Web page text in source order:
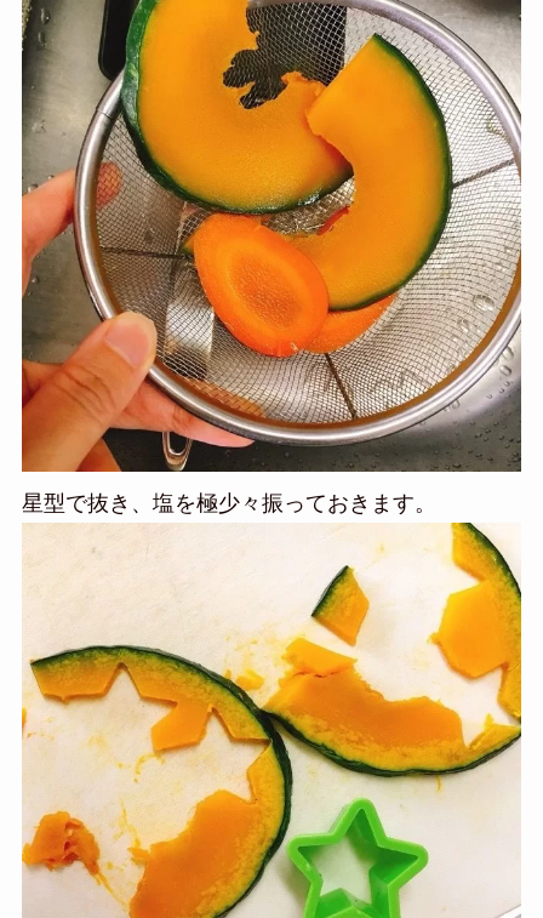
星型で抜き、塩を極少々振っておきます。